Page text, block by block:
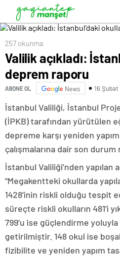
257 okunma
Valilik açıkladı:
deprem raporu
ABONE OL News 16
İstanbul Valiliği, İstanbul
(İPKB) tarafından yürütülen
depreme karşı yeniden
çalışmalarına dair son durum
İstanbul Valiliği’nden yapılan
“Megakentteki okullarda
1428’inin riskli olduğu tespit
süreçte riskli okulların 481’i
799’u ise güçlendirme
getirilmiştir. 148 okul ise
fizibilite ve yeniden yapım